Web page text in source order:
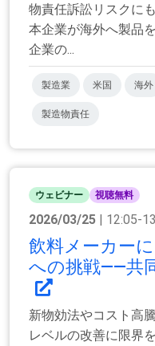
物責任訴訟リスクに
本企業が海外へ製品
企業の...
製造業 米国 海外
製造物責任
ウェビナー 視聴無料
2026/03/25 | 12:05-
飲料メーカー
への挑戦――共
新物効法やコスト高
レベルの改善に限界